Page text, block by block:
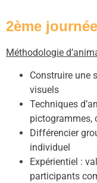
2ème
Méthodologie
Construire une
visuels
Techniques
pictogrammes,
Différencier
individuel
Expérientiel :
participants